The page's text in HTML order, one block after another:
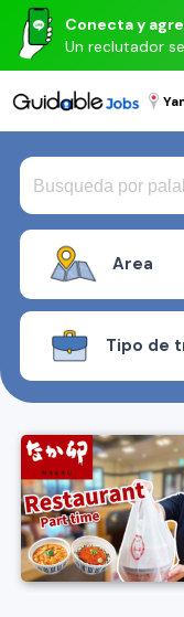
Conecta y
Un reclutador
Area
Tipo de